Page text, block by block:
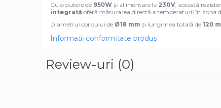
Mese de lucru metalice &
echipamente de atelier
Bancuri & mese de lucru pentru
Bancuri de lucru 1.5 Metru
Cu o putere de 950W și alimentare la 230V, această
integrată oferă măsurarea directă a temperaturii în zona
Diametrul corpului de Ø18 mm și lungimea totală de 120
Informatii conformitate produs
Review-uri (0)